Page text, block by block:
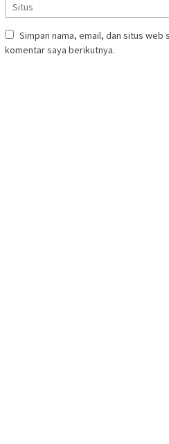
Simpan nama, email, dan situs web
komentar saya berikutnya.